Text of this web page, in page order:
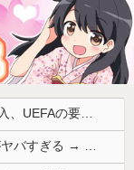
FIFAとUEFAの争いが凄まじい泥沼状態に突入、UEFAの要求を呑んだFIFAだったがUEFA側は強硬姿勢を崩さず……
【動画】熊本病院、地震の中での手術映像がヤバすぎる → 医療機器が飛び交う激震の中で患者を全身で庇う医師らの咄嗟の行動に世界中から絶賛の嵐